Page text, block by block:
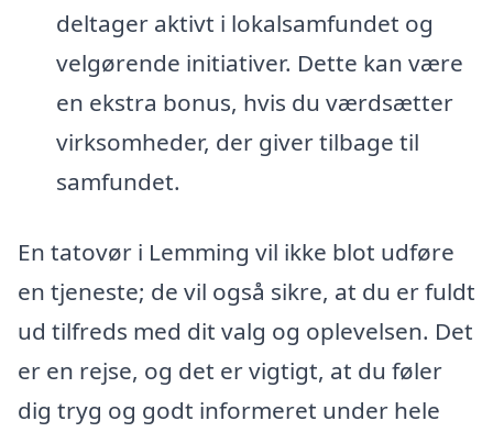
deltager aktivt i lokalsamfundet og
velgørende initiativer. Dette kan være
en ekstra bonus, hvis du værdsætter
virksomheder, der giver tilbage til
samfundet.
En tatovør i Lemming vil ikke blot udføre
en tjeneste; de vil også sikre, at du er fuldt
ud tilfreds med dit valg og oplevelsen. Det
er en rejse, og det er vigtigt, at du føler
dig tryg og godt informeret under hele